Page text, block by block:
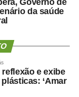
Governo de
da saúde
e exibe
‘Amar